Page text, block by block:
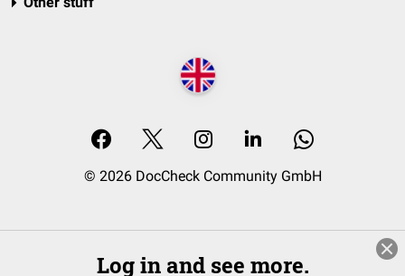
© 2026 DocCheck Community GmbH
Log in and see more.